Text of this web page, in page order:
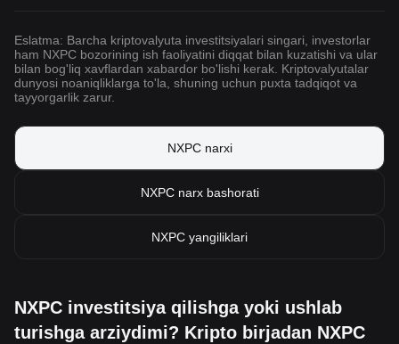
Eslatma: Barcha kriptovalyuta investitsiyalari singari, investorlar
ham NXPC bozorining ish faoliyatini diqqat bilan kuzatishi va ular
bilan bog'liq xavflardan xabardor bo'lishi kerak. Kriptovalyutalar
dunyosi noaniqliklarga to'la, shuning uchun puxta tadqiqot va
tayyorgarlik zarur.
NXPC narxi
NXPC narx bashorati
NXPC yangiliklari
NXPC investitsiya qilishga yoki ushlab
turishga arziydimi? Kripto birjadan NXPC